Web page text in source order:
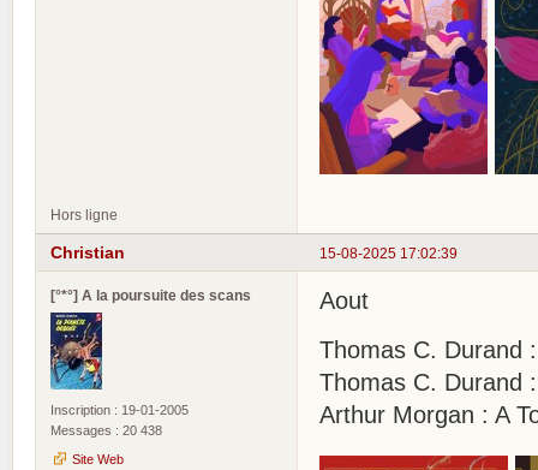
Hors ligne
15-08-2025 17:02:39
Christian
[°*°] A la poursuite des scans
Inscription : 19-01-2005
Messages : 20 438
Site Web
Aout
Thomas C. Durand
Thomas C. Durand
Arthur Morgan : A